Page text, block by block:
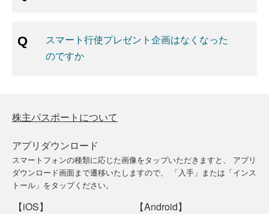
スマート行使プレゼント企画はなくなった
のですか
株主パスポートについて
アプリダウンロード
スマートフォンの種類に応じた画像をタップいただきますと、
アプリ
ダウンロード画面まで遷移いたしますので、
「入手」または「インス
トール」をタップください。
【iOS】 【Android】